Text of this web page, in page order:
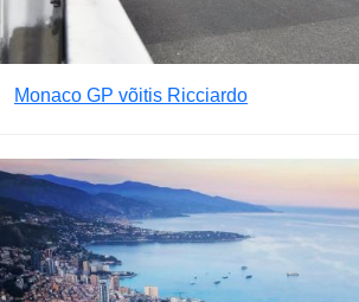
Monaco GP võitis Ricciardo